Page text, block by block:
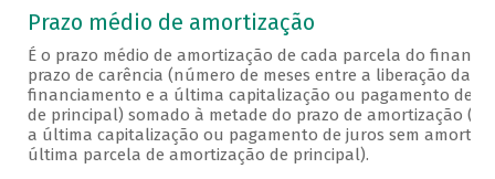
Prazo médio de amortização
É o prazo médio de amortização de cada parcela do
prazo de carência (número de meses entre a liberação da
financiamento e a última capitalização ou pagamento de
de principal) somado à metade do prazo de amortização
a última capitalização ou pagamento de juros sem
última parcela de amortização de principal).